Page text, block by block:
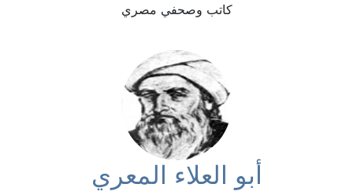
كاتب وصحفي مصري
أبو العلاء المعري